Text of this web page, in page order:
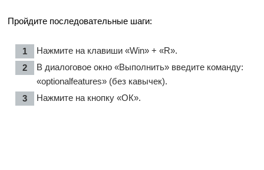
Пройдите последовательные шаги:
Нажмите на клавиши «Win» + «R».
В диалоговое окно «Выполнить» введите команду:
«optionalfeatures» (без кавычек).
Нажмите на кнопку «ОК».